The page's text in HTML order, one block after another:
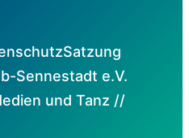
Satzung
Sennestadt e.V.
und Tanz //